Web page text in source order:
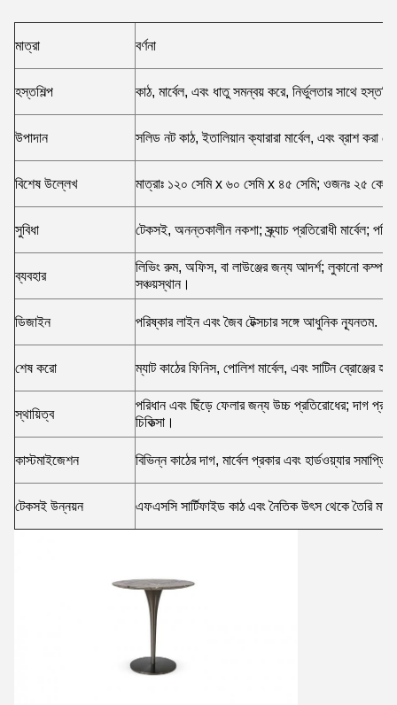
মাত্রা বর্ণনা
হস্তশিল্প কাঠ, মার্বেল, এবং ধাতু সমন্বয় করে, নির্ভুলতার সাথে
উপাদান সলিড নট কাঠ, ইতালিয়ান ক্যারারা মার্বেল, এবং ব্রাশ করা
বিশেষ উল্লেখ মাত্রাঃ ১২০ সেমি x ৬০ সেমি x ৪৫ সেমি; ওজনঃ ২৫ কেজি;
সুবিধা টেকসই, অনন্তকালীন নকশা; স্ক্র্যাচ প্রতিরোধী মার্বেল;
ব্যবহার
লিভিং রুম, অফিস, বা লাউঞ্জের জন্য আদর্শ; লুকানো
সঞ্চয়স্থান।
ডিজাইন পরিষ্কার লাইন এবং জৈব টেক্সচার সঙ্গে আধুনিক ন্যূনতম.
শেষ করো ম্যাট কাঠের ফিনিস, পোলিশ মার্বেল, এবং সাটিন ব্রোঞ্জের
স্থায়িত্ব
পরিধান এবং ছিঁড়ে ফেলার জন্য উচ্চ প্রতিরোধের; দাগ
চিকিত্সা।
কাস্টমাইজেশন বিভিন্ন কাঠের দাগ, মার্বেল প্রকার এবং হার্ডওয়্যার
টেকসই উন্নয়ন এফএসসি সার্টিফাইড কাঠ এবং নৈতিক উৎস থেকে তৈরি